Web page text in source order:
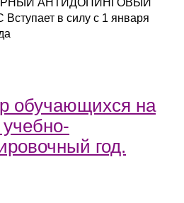
АНТИДОПИНГОВЫЙ
в силу с 1 января
обучающихся на
год.